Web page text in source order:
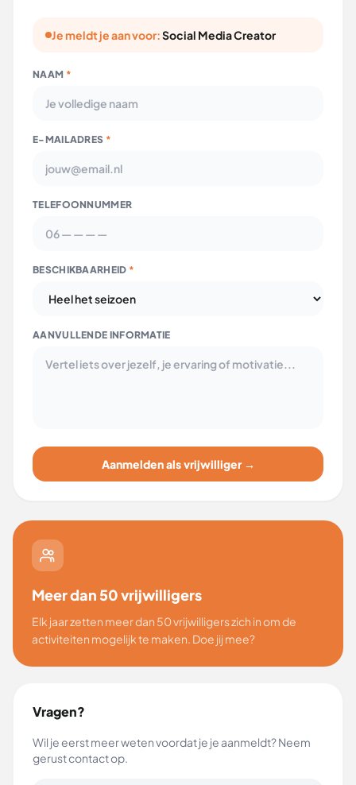
Je meldt je aan voor:Social Media Creator
NAAM *
E-MAILADRES *
TELEFOONNUMMER
BESCHIKBAARHEID *
AANVULLENDE INFORMATIE
Aanmelden als vrijwilliger →
Meer dan 50 vrijwilligers
Elk jaar zetten meer dan 50 vrijwilligers zich in om de
activiteiten mogelijk te maken. Doe jij mee?
Vragen?
Wil je eerst meer weten voordat je je aanmeldt? Neem
gerust contact op.